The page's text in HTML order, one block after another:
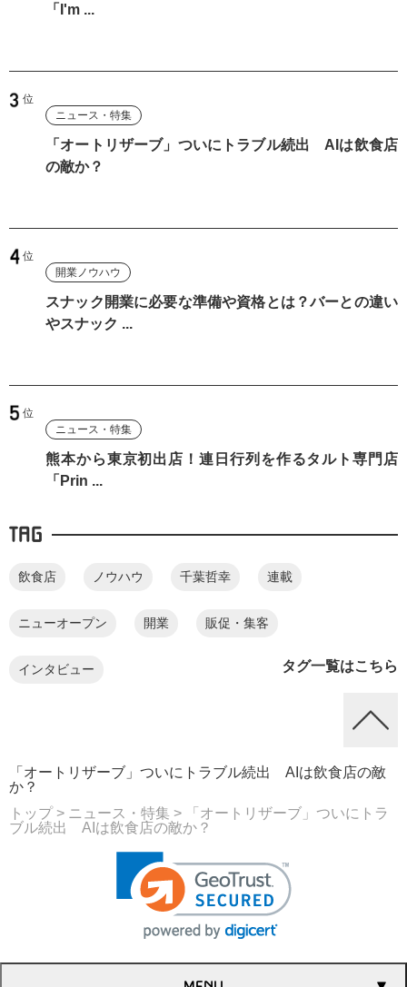
「I'm ...
ニュース・特集
「オートリザーブ」ついにトラブル続出 AIは飲食店
の敵か？
開業ノウハウ
スナック開業に必要な準備や資格とは？バーとの違い
やスナック ...
ニュース・特集
熊本から東京初出店！連日行列を作るタルト専門店
「Prin ...
TAG
飲食店 ノウハウ 千葉哲幸 連載
ニューオープン 開業 販促・集客
インタビュー タグ一覧はこちら
「オートリザーブ」ついにトラブル続出 AIは飲食店の敵
か？
トップ> ニュース・特集 > 「オートリザーブ」ついにトラ
ブル続出 AIは飲食店の敵か？